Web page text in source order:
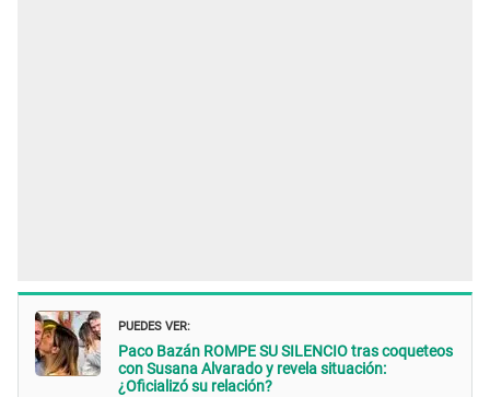
PUEDES VER:
Paco Bazán ROMPE SU SILENCIO tras coqueteos
con Susana Alvarado y revela situación:
¿Oficializó su relación?